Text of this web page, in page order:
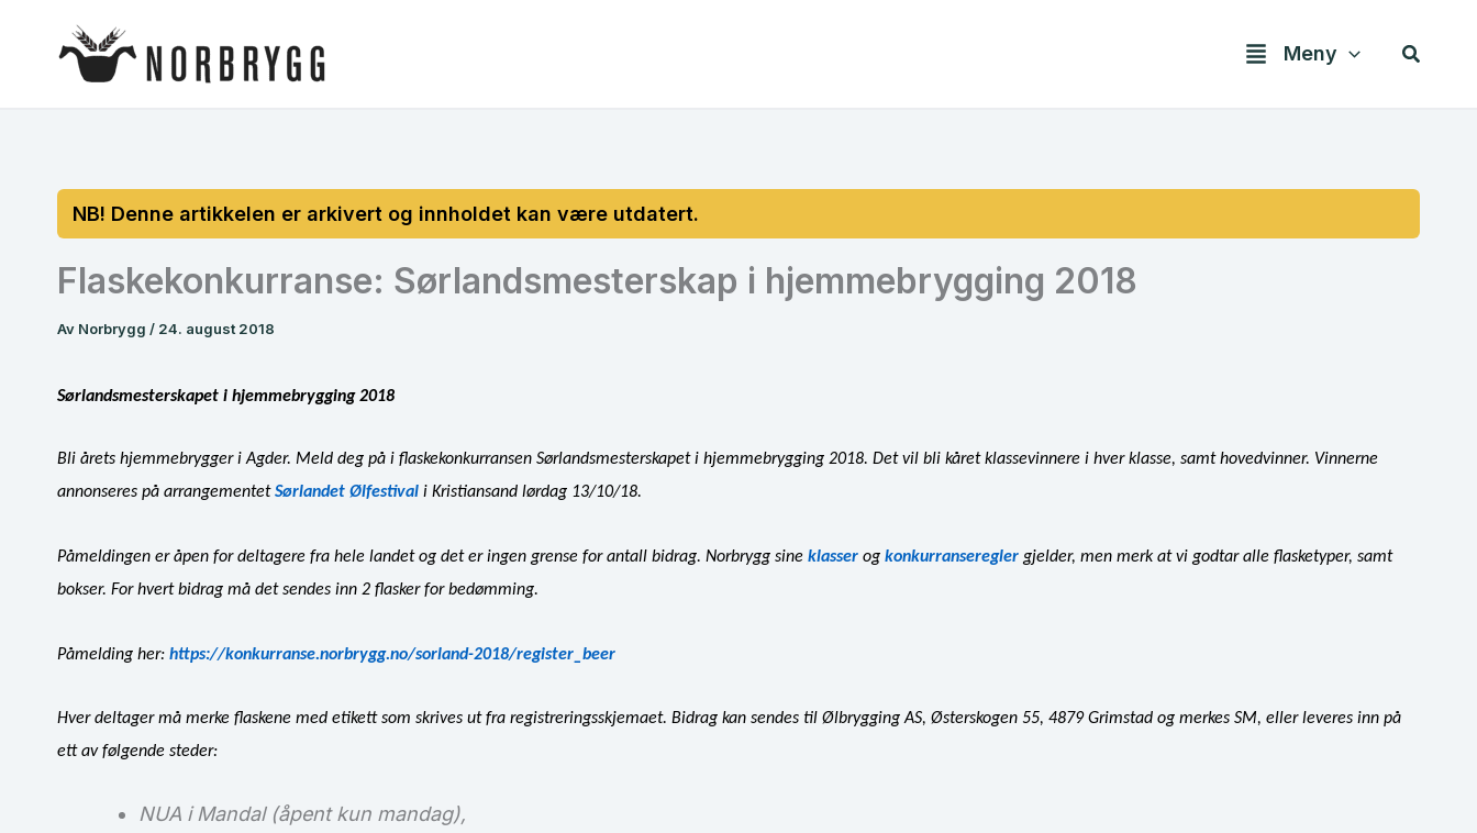
Meny Søk
Flaskekonkurranse: Sørlandsmesterskap i hjemmebrygging 2018
Av Norbrygg / 24. august 2018
Sørlandsmesterskapet i hjemmebrygging 2018
Bli årets hjemmebrygger i Agder. Meld deg på i flaskekonkurransen Sørlandsmesterskapet i hjemmebrygging 2018. Det vil bli kåret klassevinnere i hver klasse, samt hovedvinner. Vinnerne
annonseres på arrangementetSørlandet Ølfestival i Kristiansand lørdag 13/10/18.
Påmeldingen er åpen for deltagere fra hele landet og det er ingen grense for antall bidrag. Norbrygg sine klasser og konkurranseregler gjelder, men merk at vi godtar alle flasketyper, samt
bokser. For hvert bidrag må det sendes inn 2 flasker for bedømming.
Påmelding her: https://konkurranse.norbrygg.no/sorland-2018/register_beer
Hver deltager må merke flaskene med etikett som skrives ut fra registreringsskjemaet. Bidrag kan sendes til Ølbrygging AS, Østerskogen 55, 4879 Grimstad og merkes SM, eller leveres inn på
ett av følgende steder:
NUA i Mandal (åpent kun mandag),